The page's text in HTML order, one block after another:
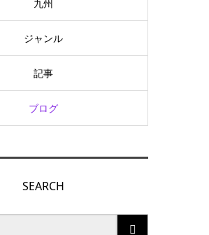
九州
ジャンル
記事
ブログ
SEARCH